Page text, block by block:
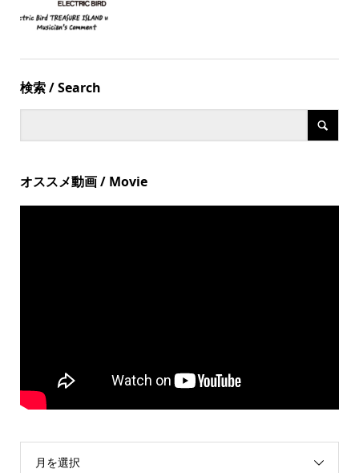
検索 / Search
オススメ動画 / Movie
月を選択